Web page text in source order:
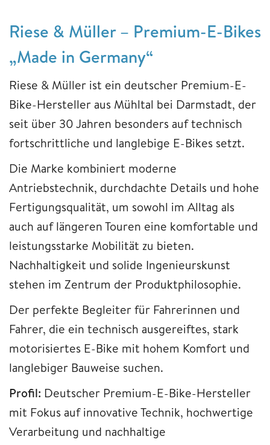
Riese & Müller – Premium-E-Bikes
„Made in Germany“
Riese & Müller ist ein deutscher Premium-E-
Bike-Hersteller aus Mühltal bei Darmstadt, der
seit über 30 Jahren besonders auf technisch
fortschrittliche und langlebige E-Bikes setzt.
Die Marke kombiniert moderne
Antriebstechnik, durchdachte Details und hohe
Fertigungsqualität, um sowohl im Alltag als
auch auf längeren Touren eine komfortable und
leistungsstarke Mobilität zu bieten.
Nachhaltigkeit und solide Ingenieurskunst
stehen im Zentrum der Produktphilosophie.
Der perfekte Begleiter für Fahrerinnen und
Fahrer, die ein technisch ausgereiftes, stark
motorisiertes E-Bike mit hohem Komfort und
langlebiger Bauweise suchen.
Profil: Deutscher Premium-E-Bike-Hersteller
mit Fokus auf innovative Technik, hochwertige
Verarbeitung und nachhaltige